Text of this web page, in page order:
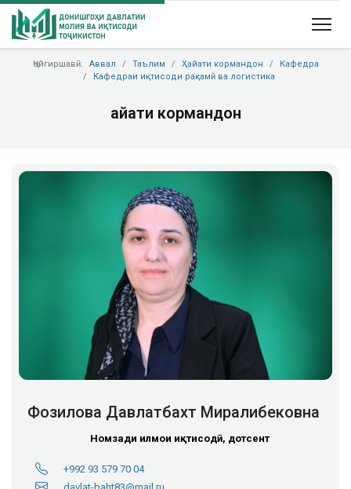
Ҷойгиршавӣ: Аввал Таълим Ҳайати кормандон
Кафедра
Кафедраи иқтисоди рақамӣ ва логистика
Ҳайати кормандон
Фозилова Давлатбахт Миралибековна
Номзади илмҳои иқтисодӣ, дотсент
+992 93 579 70 04